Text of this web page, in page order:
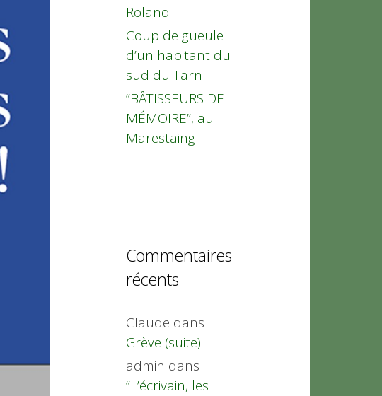
Roland
Coup de gueule
d’un habitant du
sud du Tarn
“BÂTISSEURS DE
MÉMOIRE”, au
Marestaing
Commentaires
récents
Claude dans
Grève (suite)
admin dans
“L’écrivain, les